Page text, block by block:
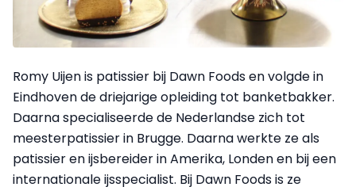
Romy Uijen is patissier bij Dawn Foods en volgde in
Eindhoven de driejarige opleiding tot banketbakker.
Daarna specialiseerde de Nederlandse zich tot
meesterpatissier in Brugge. Daarna werkte ze als
patissier en ijsbereider in Amerika, Londen en bij een
internationale ijsspecialist. Bij Dawn Foods is ze